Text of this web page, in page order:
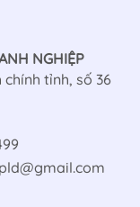
NGHIỆP
chính tỉnh, số 36